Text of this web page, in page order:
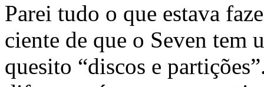
Parei tudo o que estava
ciente de que o Seven tem
quesito “discos e